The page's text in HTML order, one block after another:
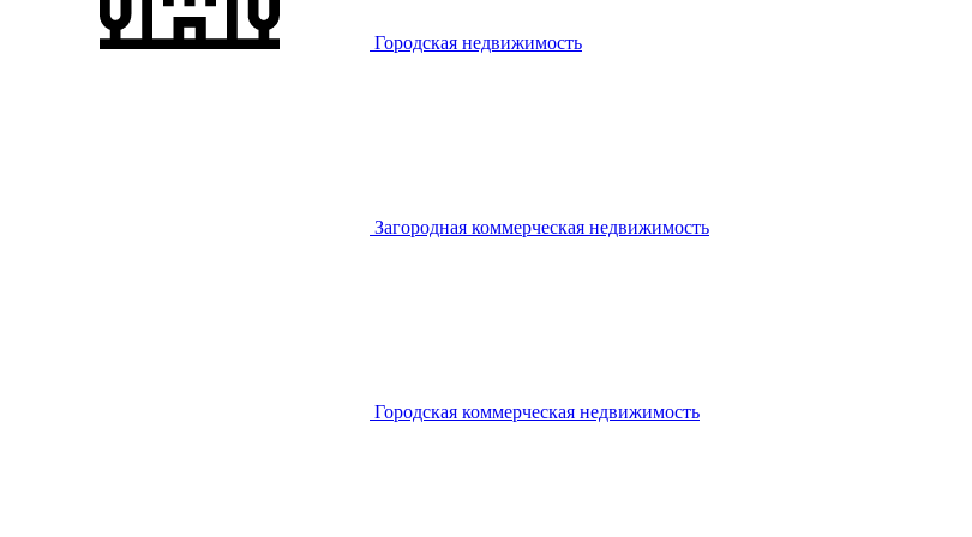
Городская недвижимость
Загородная коммерческая недвижимость
Городская коммерческая недвижимость